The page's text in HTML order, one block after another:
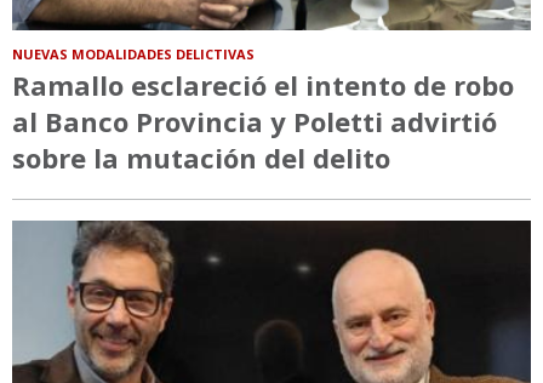
NUEVAS MODALIDADES DELICTIVAS
Ramallo esclareció el intento de robo
al Banco Provincia y Poletti advirtió
sobre la mutación del delito